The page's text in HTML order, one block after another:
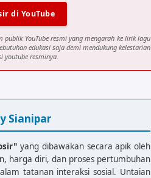
di YouTube
YouTube resmi yang mengarah ke lirik lagu
edukasi saja demi mendukung kelestarian
resminya.
Sianipar
yang dibawakan secara apik oleh
harga diri, dan proses pertumbuhan
tatanan interaksi sosial. Untaian